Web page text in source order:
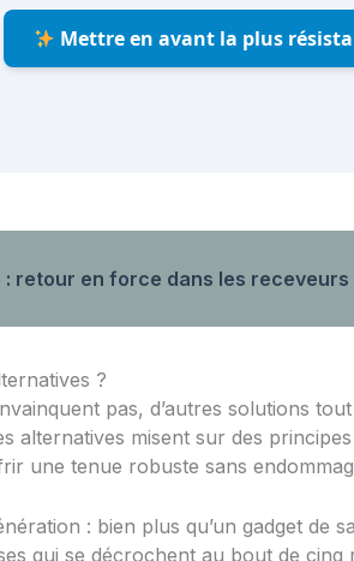
Mettre en avant la plus
: retour en force dans les receveurs
?
pas, d’autres solutions
alternatives misent sur des
une tenue robuste sans
: bien plus qu’un gadget de
qui se décrochent au bout de cinq